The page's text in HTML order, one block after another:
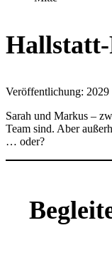
Hallstatt-
Veröffentlichung: 2029
Sarah und Markus –
Team sind. Aber
… oder?